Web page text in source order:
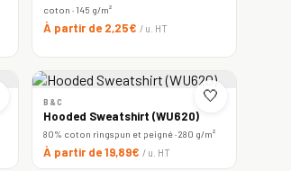
coton · 145 g/m²
À partir de 2,25€ / u. HT
🤍
B&C
Hooded Sweatshirt (WU620)
80% coton ringspun et peigné · 280 g/m²
À partir de 19,89€ / u. HT